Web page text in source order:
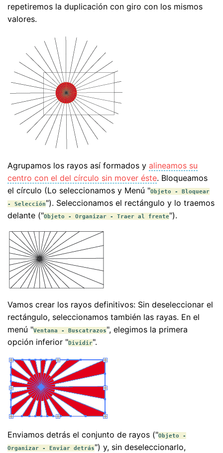
repetiremos la duplicación con giro con los mismos
valores.
Agrupamos los rayos así formados y alineamos su
centro con el del círculo sin mover éste. Bloqueamos
el círculo (Lo seleccionamos y Menú "Objeto - Bloquear
- Selección"). Seleccionamos el rectángulo y lo traemos
delante ("Objeto - Organizar - Traer al frente").
Vamos crear los rayos definitivos: Sin deseleccionar el
rectángulo, seleccionamos también las rayas. En el
menú "Ventana - Buscatrazos", elegimos la primera
opción inferior "Dividir".
Enviamos detrás el conjunto de rayos ("Objeto -
Organizar - Enviar detrás") y, sin deseleccionarlo,